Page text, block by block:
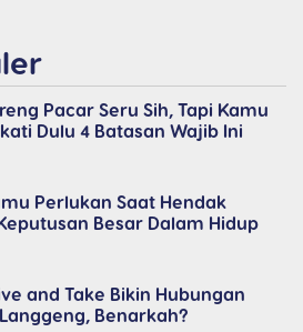
Pacar Seru Sih, Tapi Kamu
Dulu 4 Batasan Wajib Ini
Perlukan Saat Hendak
Besar Dalam Hidup
and Take Bikin Hubungan
Benarkah?